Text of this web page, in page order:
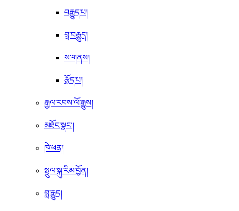
བརྒྱུད་པ།
བླ་བརྒྱུད།
ས་གནས།
རྩོད་པ།
རྒྱལ་རབས་ལོ་རྒྱུས།
མཐོང་སྣང་།
ཁེ་ཕན།
སྤྲུལ་སྐུ་རིམ་བྱོན།
བླ་རྒྱུད།